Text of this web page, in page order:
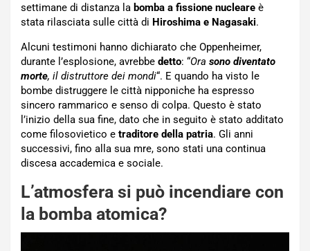
settimane di distanza la bomba a fissione nucleare è
stata rilasciata sulle città di Hiroshima e Nagasaki.
Alcuni testimoni hanno dichiarato che Oppenheimer,
durante l’esplosione, avrebbe detto: “Ora sono diventato
morte, il distruttore dei mondi“. E quando ha visto le
bombe distruggere le città nipponiche ha espresso
sincero rammarico e senso di colpa. Questo è stato
l’inizio della sua fine, dato che in seguito è stato additato
come filosovietico e traditore della patria. Gli anni
successivi, fino alla sua mre, sono stati una continua
discesa accademica e sociale.
L’atmosfera si può incendiare con
la bomba atomica?